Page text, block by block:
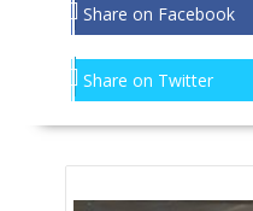
Share on Facebook
Share on Twitter
NAWIGACJA